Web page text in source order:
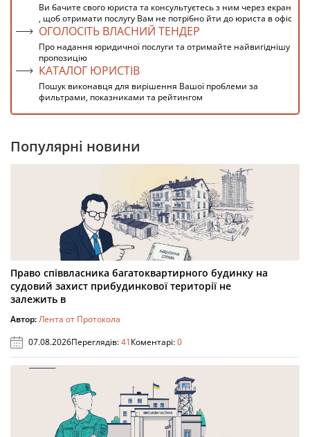
Ви бачите свого юриста та консультуєтесь з ним через екран
, щоб отримати послугу Вам не потрібно йти до юриста в офіс
ОГОЛОСІТЬ ВЛАСНИЙ ТЕНДЕР
Про надання юридичної послуги та отримайте найвигіднішу
пропозицію
КАТАЛОГ ЮРИСТІВ
Пошук виконавця для вирішення Вашої проблеми за
фильтрами, показниками та рейтингом
Популярні новини
Право співвласника багатоквартирного будинку на
судовий захист прибудинкової території не
залежить в
Автор:Лента от Протокола
07.08.2026Переглядів:41Коментарі:0